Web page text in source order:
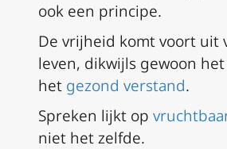
ook een principe.
De vrijheid komt voort uit
leven, dikwijls gewoon
het gezond verstand.
Spreken lijkt op
niet het zelfde.